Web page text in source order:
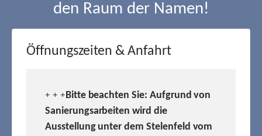
den Raum der Namen!
Öffnungszeiten & Anfahrt
+ + +Bitte beachten Sie: Aufgrund von
Sanierungsarbeiten wird die
Ausstellung unter dem Stelenfeld vom